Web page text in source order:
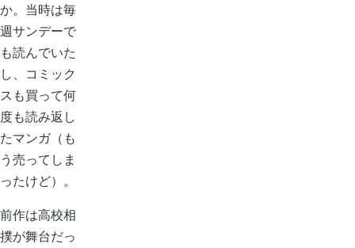
か。当時は毎
週サンデーで
も読んでいた
し、コミック
スも買って何
度も読み返し
たマンガ（も
う売ってしま
ったけど）。
前作は高校相
撲が舞台だっ